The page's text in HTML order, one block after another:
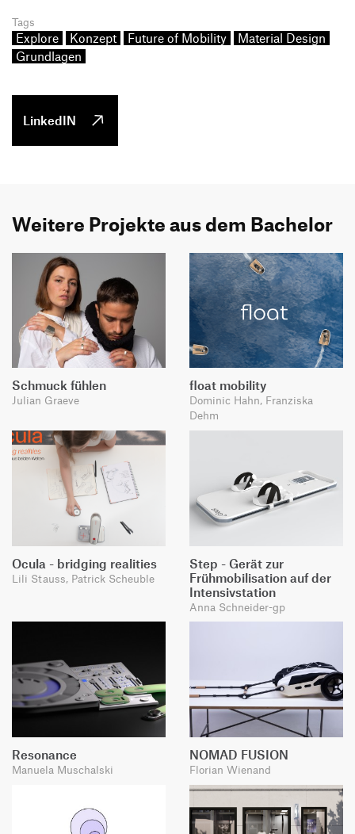
Tags
Explore Konzept Future of Mobility
Material Design
Grundlagen
LinkedIN
Weitere Projekte aus dem Bachelor
Schmuck fühlen
Julian Graeve
float mobility
Dominic Hahn, Franziska
Dehm
Ocula - bridging realities
Lili Stauss, Patrick Scheuble
Step - Gerät zur
Frühmobilisation auf der
Intensivstation
Anna Schneider-gp
Resonance
Manuela Muschalski
NOMAD FUSION
Florian Wienand